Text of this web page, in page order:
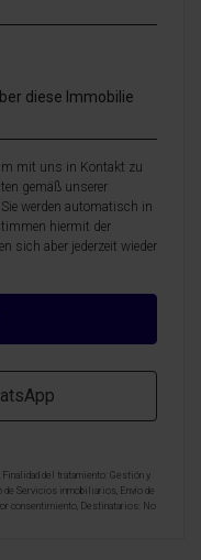
mit uns in Kontakt zu
gemäß unserer
Sie werden automatisch in
hiermit der
sich aber jederzeit wieder
Finalidad del tratamiento: Gestión y
de Servicios inmobiliarios, Envío de
consentimiento, Destinatarios: No